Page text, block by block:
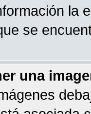
la
se
una